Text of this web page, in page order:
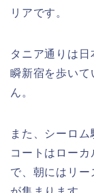
リアです。
タニア通りは
瞬新宿を歩いて
ん。
また、シーロ
コートはロー
で、朝にはリー